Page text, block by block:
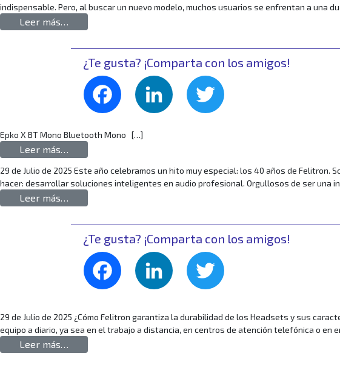
indispensable. Pero, al buscar un nuevo modelo, muchos usuarios se enfrentan a una
Leer más…
¿Te gusta? ¡Comparta con los amigos!
Facebook LinkedIn
Epko X BT Mono Bluetooth Mono […]
Leer más…
29 de Julio de 2025 Este año celebramos un hito muy especial: los 40 años de
hacer: desarrollar soluciones inteligentes en audio profesional. Orgullosos de ser una
Leer más…
¿Te gusta? ¡Comparta con los amigos!
Facebook LinkedIn
29 de Julio de 2025 ¿Cómo Felitron garantiza la durabilidad de los Headsets y sus
equipo a diario, ya sea en el trabajo a distancia, en centros de atención telefónica o en
Leer más…